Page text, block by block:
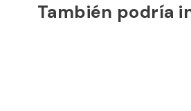
También podría